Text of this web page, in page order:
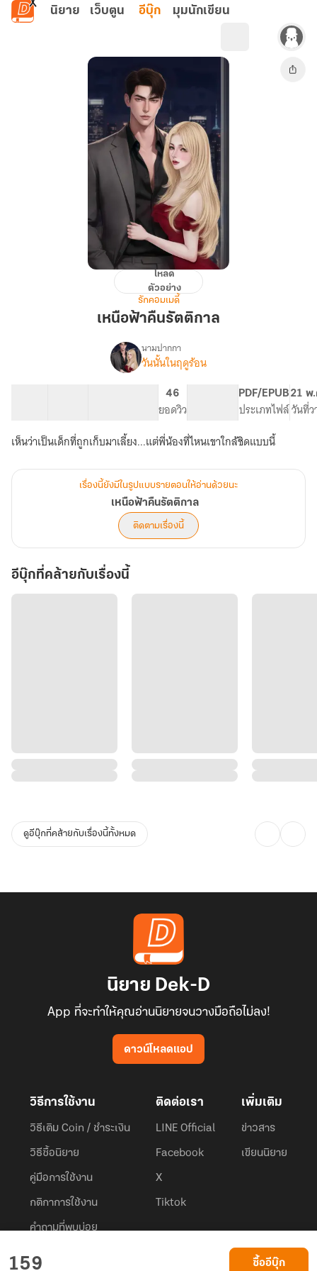
ข้ามไปยังเนื้อหาหลัก
นิยาย เว็บตูน อีบุ๊ก มุมนักเขียน
คืน
โหลด
ตัวอย่าง
รักคอมเมดี้
เหนือฟ้าคืนรัตติกาล
เรื่อง
เหนือ
ฟ้า
คืน
รัตติกาล
นามปากกา
วันนั้นในฤดูร้อน
46
ยอดวิว
PDF/EPUB
ประเภทไฟล์
21 พ
วันที่ว
159 ซื้ออีบุ๊ก
เห็นว่าเป็นเด็กที่ถูกเก็บมาเลี้ยง...แต่พี่น้องที่ไหนเขาใกล้ชิดแบบนี้
เรื่องนี้ยังมีในรูปแบบรายตอนให้อ่านด้วยนะ
เหนือฟ้าคืนรัตติกาล
ติดตามเรื่องนี้
อีบุ๊กที่คล้ายกับเรื่องนี้
ดูอีบุ๊กที่คล้ายกับเรื่องนี้ทั้งหมด
นิยาย Dek-D
App ที่จะทำให้คุณอ่านนิยายจนวางมือถือไม่ลง!
ดาวน์โหลดแอป
วิธีการใช้งาน
วิธีเติม Coin / ชำระเงิน
วิธีซื้อนิยาย
คู่มือการใช้งาน
กติกาการใช้งาน
คำถามที่พบบ่อย
ติดต่อเรา
LINE Official
Facebook
X
Tiktok
เพิ่มเติม
ข่าวสาร
เขียนนิยาย
Dek-D.com ใช้คุกกี้เพื่อพัฒนาประสบการณ์ของ ผู้ใช้ให้ดียิ่งขึ้น
ยอมรับ